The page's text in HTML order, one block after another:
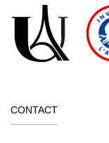
CONTACT